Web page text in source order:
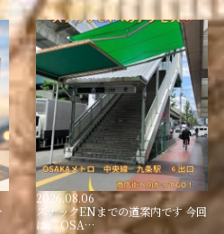
2026.08.06
スナックENまでの道案内です 今回
は、 OSA…